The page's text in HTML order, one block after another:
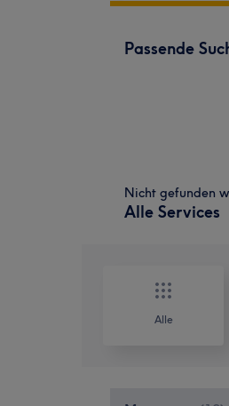
Passende
Nicht gefunden
Alle Services
Alle